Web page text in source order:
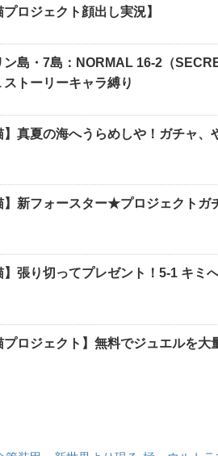
プロジェクト顔出し実況】
ン島・7島：NORMAL 16-2（
トーリーキャラ縛り
】真夏の海へうらめしや！ガチャ、
】新フォースター★プロジェクトガ
】張り切ってプレゼント！5-1 キ
プロジェクト】無料でジュエルを大